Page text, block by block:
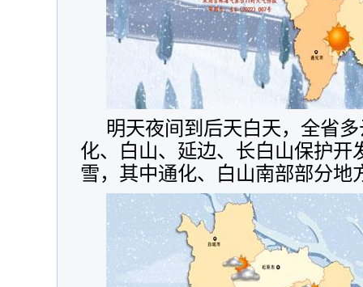
明天夜间到后天白天，全省
化、白山、延边、长白山保护开
雪，其中通化、白山南部部分地